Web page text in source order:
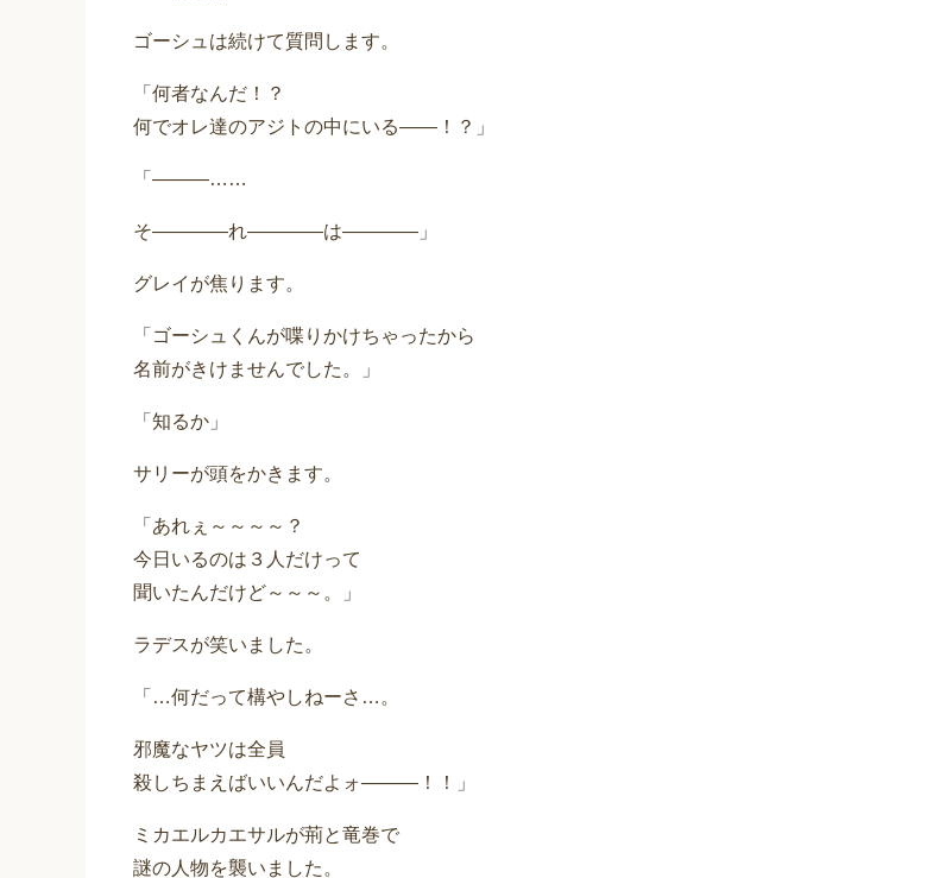
ゴーシュは続けて質問します。
「何者なんだ！？
何でオレ達のアジトの中にいる――！？」
「―――……
そ――――れ――――は――――」
グレイが焦ります。
「ゴーシュくんが喋りかけちゃったから
名前がきけませんでした。」
「知るか」
サリーが頭をかきます。
「あれぇ～～～～？
今日いるのは３人だけって
聞いたんだけど～～～。」
ラデスが笑いました。
「…何だって構やしねーさ…。
邪魔なヤツは全員
殺しちまえばいいんだよォ―――！！」
ミカエルカエサルが荊と竜巻で
謎の人物を襲いました。